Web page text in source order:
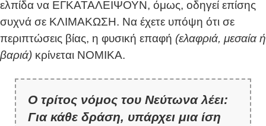
ελπίδα να ΕΓΚΑΤΑΛΕΙΨΟΥΝ, όμως, οδηγεί επίσης
συχνά σε ΚΛΙΜΑΚΩΣΗ. Να έχετε υπόψη ότι σε
περιπτώσεις βίας, η φυσική επαφή (ελαφριά, μεσαία ή
βαριά) κρίνεται ΝΟΜΙΚΑ.
Ο τρίτος νόμος του Νεύτωνα λέει:
Για κάθε δράση, υπάρχει μια ίση